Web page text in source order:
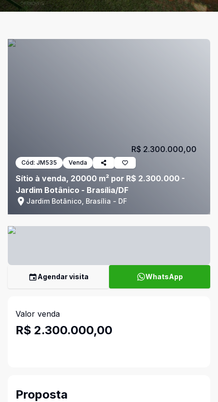
Cód: JM535 Venda
Sítio à venda, 20000 m² por R$ 2.300.000 -
Jardim Botânico - Brasília/DF
Jardim Botânico, Brasília - DF
R$ 2.300.000,00
Agendar visita WhatsApp
Valor venda
R$ 2.300.000,00
Proposta